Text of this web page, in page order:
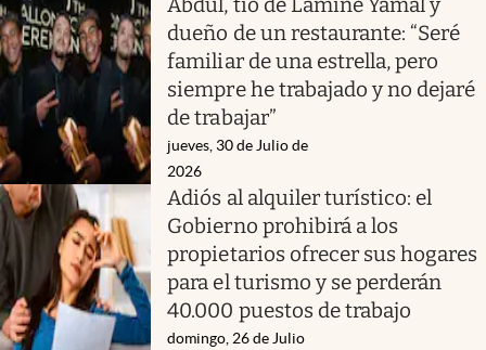
dueño de un restaurante: “Seré
familiar de una estrella, pero
siempre he trabajado y no dejaré
de trabajar”
jueves, 30 de Julio de
2026
Adiós al alquiler turístico: el
Gobierno prohibirá a los
propietarios ofrecer sus hogares
para el turismo y se perderán
40.000 puestos de trabajo
domingo, 26 de Julio